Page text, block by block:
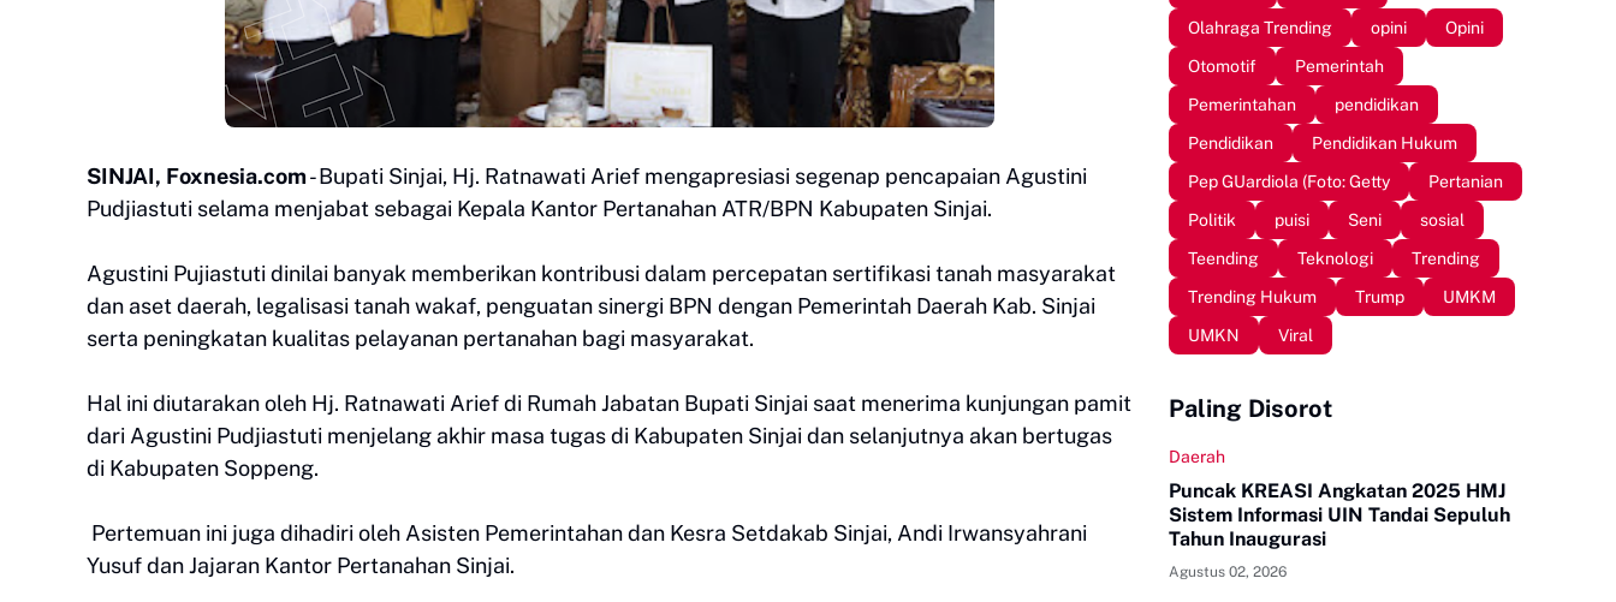
SINJAI, Foxnesia.com- Bupati Sinjai, Hj. Ratnawati Arief mengapresiasi segenap pencapaian Agustini
Pudjiastuti selama menjabat sebagai Kepala Kantor Pertanahan ATR/BPN Kabupaten Sinjai.
Agustini Pujiastuti dinilai banyak memberikan kontribusi dalam percepatan sertifikasi tanah masyarakat
dan aset daerah, legalisasi tanah wakaf, penguatan sinergi BPN dengan Pemerintah Daerah Kab. Sinjai
serta peningkatan kualitas pelayanan pertanahan bagi masyarakat.
Hal ini diutarakan oleh Hj. Ratnawati Arief di Rumah Jabatan Bupati Sinjai saat menerima kunjungan pamit
dari Agustini Pudjiastuti menjelang akhir masa tugas di Kabupaten Sinjai dan selanjutnya akan bertugas
di Kabupaten Soppeng.
Pertemuan ini juga dihadiri oleh Asisten Pemerintahan dan Kesra Setdakab Sinjai, Andi Irwansyahrani
Yusuf dan Jajaran Kantor Pertanahan Sinjai.
Olahraga Trending
opini
Opini
Otomotif
Pemerintah
Pemerintahan
pendidikan
Pendidikan
Pendidikan Hukum
Pep GUardiola (Foto: Getty
Pertanian
Politik
puisi Seni
sosial
Teending
Teknologi
Trending
Trending Hukum
Trump
UMKM
UMKN
Viral
Paling Disorot
Daerah
Puncak KREASI Angkatan 2025 HMJ
Sistem Informasi UIN Tandai Sepuluh
Tahun Inaugurasi
Agustus 02, 2026